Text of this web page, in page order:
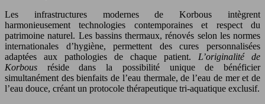
Les infrastructures modernes de Korbous intègrent
harmonieusement technologies contemporaines et respect du
patrimoine naturel. Les bassins thermaux, rénovés selon les normes
internationales d’hygiène, permettent des cures personnalisées
adaptées aux pathologies de chaque patient. L’originalité de
Korbous réside dans la possibilité unique de bénéficier
simultanément des bienfaits de l’eau thermale, de l’eau de mer et de
l’eau douce, créant un protocole thérapeutique tri-aquatique exclusif.